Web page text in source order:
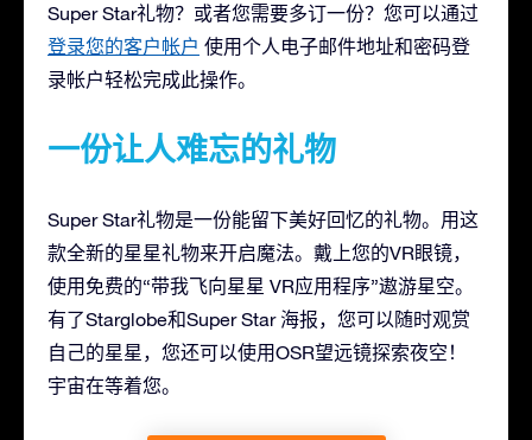
Super Star礼物？或者您需要多订一份？您可以通过
登录您的客户帐户 使用个人电子邮件地址和密码登
录帐户轻松完成此操作。
一份让人难忘的礼物
Super Star礼物是一份能留下美好回忆的礼物。用这
款全新的星星礼物来开启魔法。戴上您的VR眼镜，
使用免费的“带我飞向星星 VR应用程序”遨游星空。
有了Starglobe和Super Star 海报，您可以随时观赏
自己的星星，您还可以使用OSR望远镜探索夜空！
宇宙在等着您。